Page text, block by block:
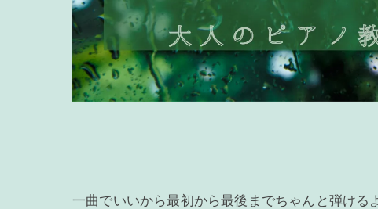
一曲でいいから最初から最後までちゃんと弾ける